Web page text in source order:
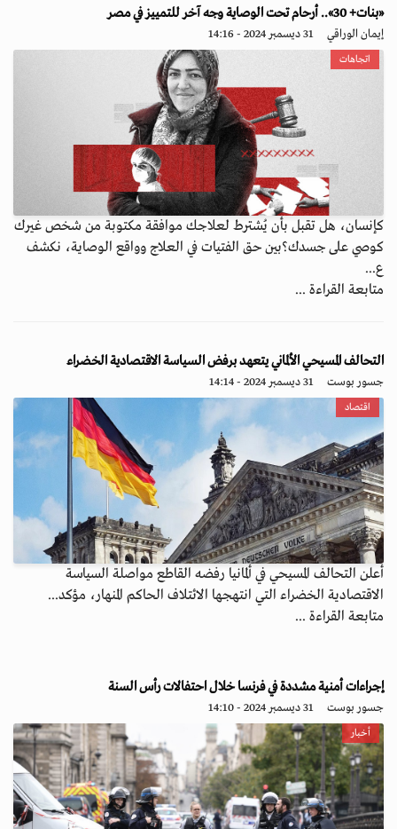
«بنات+ 30».. أرحام تحت الوصاية وجه آخر للتمييز في مصر
إيمان الوراقي 31 ديسمبر 2024 - 14:16
اتجاهات
كإنسان، هل تقبل بأن يُشترط لعلاجك موافقة مكتوبة من شخص غيرك
كوصي على جسدك؟بين حق الفتيات في العلاج وواقع الوصاية، نكشف
ع...
متابعة القراءة ...
التحالف المسيحي الألماني يتعهد برفض السياسة الاقتصادية الخضراء
جسور بوست 31 ديسمبر 2024 - 14:14
اقتصاد
أعلن التحالف المسيحي في ألمانيا رفضه القاطع مواصلة السياسة
الاقتصادية الخضراء التي انتهجها الائتلاف الحاكم المنهار، مؤكد...
متابعة القراءة ...
إجراءات أمنية مشددة في فرنسا خلال احتفالات رأس السنة
جسور بوست 31 ديسمبر 2024 - 14:10
أخبار